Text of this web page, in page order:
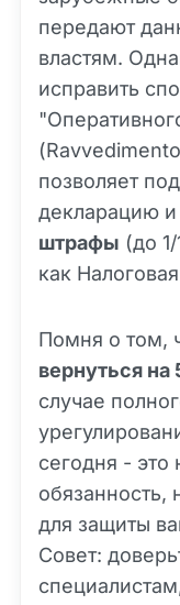
передают
властям.
исправить
позволяет
декларацию и
штрафы (до
как
Помня о том,
вернуться на
случае
сегодня - это
обязанность,
для защиты
Совет: